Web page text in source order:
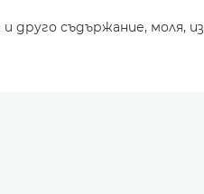
друго съдържание, моля,